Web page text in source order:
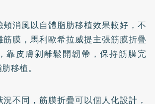
消風以自體脂肪移植效果較好，不
筋膜，馬利歐希拉威提主張筋膜折疊
靠皮膚剝離鬆開韌帶，保持筋膜完
移植。
不同，筋膜折疊可以個人化設計，